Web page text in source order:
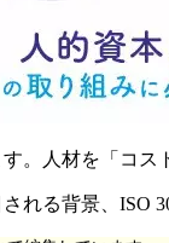
。人材を「コ
れる背景、ISO